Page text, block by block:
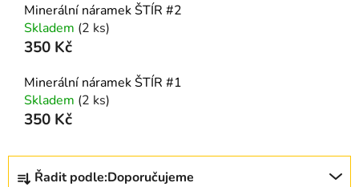
Minerální náramek ŠTÍR #2
Skladem (2 ks)
350 Kč
Minerální náramek ŠTÍR #1
Skladem (2 ks)
350 Kč
Ř
Řadit podle:Doporučujeme